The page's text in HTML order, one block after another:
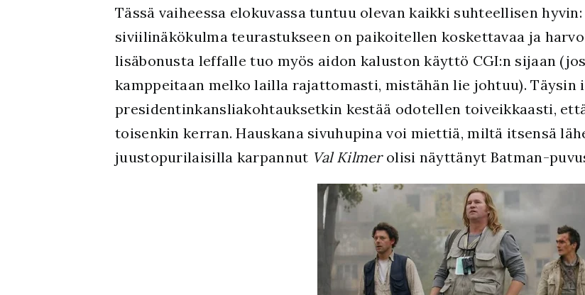
Tässä vaiheessa elokuvassa tuntuu olevan kaikki suhteellisen
siviilinäkökulma teurastukseen on paikoitellen koskettavaa ja
lisäbonusta leffalle tuo myös aidon kaluston käyttö CGI:n sijaan
kamppeitaan melko lailla rajattomasti, mistähän lie johtuu).
presidentinkansliakohtauksetkin kestää odotellen toiveikkaasti,
toisenkin kerran. Hauskana sivuhupina voi miettiä, miltä itsensä
juustopurilaisilla karpannut Val Kilmerolisi näyttänyt Batman-